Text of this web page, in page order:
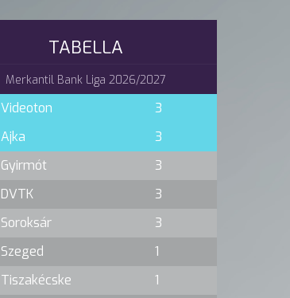
TABELLA
Merkantil Bank Liga 2026/2027
Videoton
3
Ajka
3
Gyirmót
3
DVTK
3
Soroksár
3
Szeged
1
Tiszakécske
1